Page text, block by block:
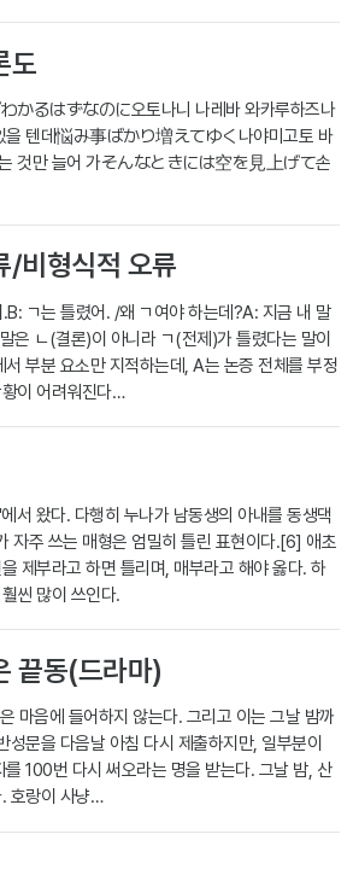
도
かるはずなのに오토나니 나레바 와카루하즈나
을 텐데悩み事ばかり増えてゆく나야미고토 바
것만 늘어 가そんなときには空を見上げて손
/비형식적 오류
ㄱ는 틀렸어. /왜 ㄱ여야 하는데?A: 지금 내 말
은 ㄴ(결론)이 아니라 ㄱ(전제)가 틀렸다는 말이
부분 요소만 지적하는데, A는 논증 전체를 부정
이 어려워진다…
서 왔다. 다행히 누나가 남동생의 아내를 동생댁
자주 쓰는 매형은 엄밀히 틀린 표현이다.[6] 애초
제부라고 하면 틀리며, 매부라고 해야 옳다. 하
씬 많이 쓰인다.
끝동(드라마)
마음에 들어하지 않는다. 그리고 이는 그날 밤까
성문을 다음날 아침 다시 제출하지만, 일부분이
100번 다시 써오라는 명을 받는다. 그날 밤, 산
호랑이 사냥…